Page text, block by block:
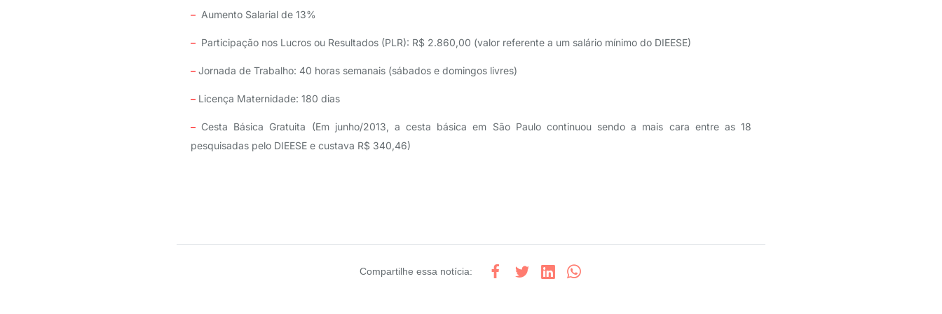
– Aumento Salarial de 13%
– Participação nos Lucros ou Resultados (PLR): R$ 2.860,00 (valor referente a um salário mínimo do DIEESE)
– Jornada de Trabalho: 40 horas semanais (sábados e domingos livres)
– Licença Maternidade: 180 dias
– Cesta Básica Gratuita (Em junho/2013, a cesta básica em São Paulo continuou sendo a mais cara entre as 18
pesquisadas pelo DIEESE e custava R$ 340,46)
Compartilhe essa notícia: